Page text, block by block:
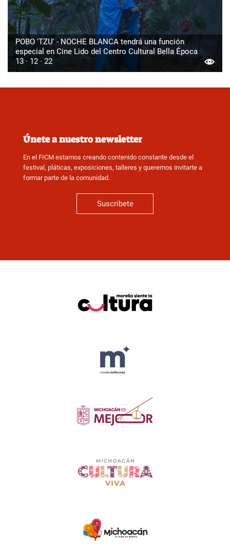
POBO 'TZU' - NOCHE BLANCA tendrá una función
especial en Cine Lido del Centro Cultural Bella Época
13 · 12 · 22
Únete a nuestro newsletter
En el FICM estamos creando contenido constante desde el
festival, pláticas, exposiciones, talleres y queremos invitarte a
formar parte de la comunidad.
Suscríbete